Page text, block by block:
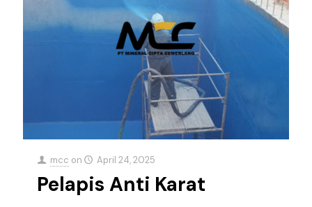
mcc on April 24, 2025
Pelapis Anti Karat